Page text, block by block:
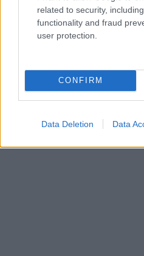
related to security,
functionality and fraud
user protection.
CONFIRM
Data Deletion Data
tensioni con aumenti dei
nazionale, fattore che
attività ricettive locali.